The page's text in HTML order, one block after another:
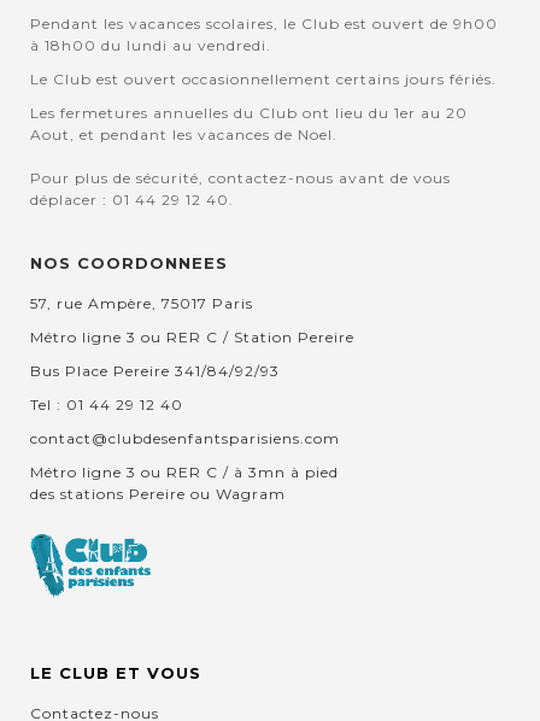
Pendant les vacances scolaires, le Club est ouvert de 9h00
à 18h00 du lundi au vendredi.
Le Club est ouvert occasionnellement certains jours fériés.
Les fermetures annuelles du Club ont lieu du 1er au 20
Aout, et pendant les vacances de Noel.
Pour plus de sécurité, contactez-nous avant de vous
déplacer : 01 44 29 12 40.
NOS COORDONNEES
57, rue Ampère, 75017 Paris
Métro ligne 3 ou RER C / Station Pereire
Bus Place Pereire 341/84/92/93
Tel : 01 44 29 12 40
contact@clubdesenfantsparisiens.com
Métro ligne 3 ou RER C / à 3mn à pied
des stations Pereire ou Wagram
LE CLUB ET VOUS
Contactez-nous